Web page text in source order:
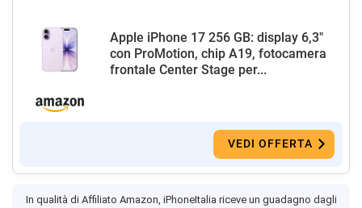
Apple iPhone 17 256 GB: display 6,3"
con ProMotion, chip A19, fotocamera
frontale Center Stage per...
VEDI OFFERTA
In qualità di Affiliato Amazon, iPhoneItalia riceve un guadagno dagli